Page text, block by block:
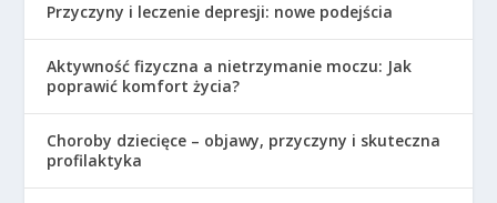
Przyczyny i leczenie depresji: nowe podejścia
Aktywność fizyczna a nietrzymanie moczu: Jak
poprawić komfort życia?
Choroby dziecięce – objawy, przyczyny i skuteczna
profilaktyka